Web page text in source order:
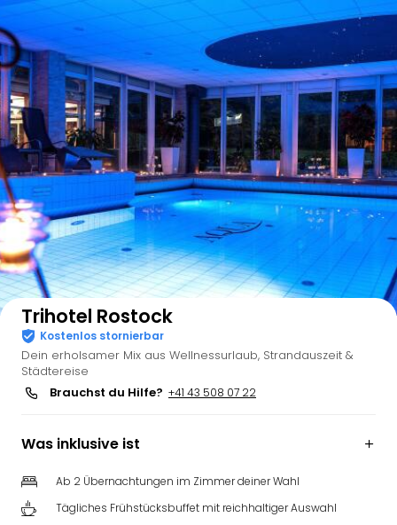
Auf der Karte anzeigen
Trihotel Rostock
Kostenlos stornierbar
Dein erholsamer Mix aus Wellnessurlaub, Strandauszeit &
Städtereise
Brauchst du Hilfe? +41 43 508 07 22
Was inklusive ist
Ab 2 Übernachtungen im Zimmer deiner Wahl
Tägliches Frühstücksbuffet mit reichhaltiger Auswahl